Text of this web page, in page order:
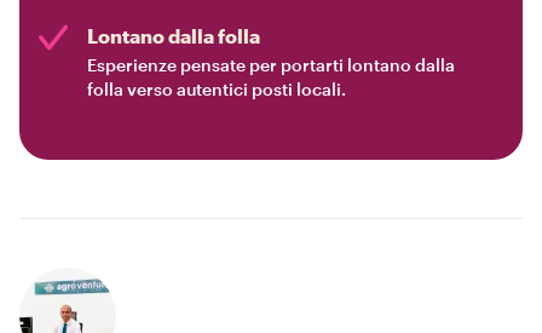
Lontano dalla folla
Esperienze pensate per portarti lontano dalla
folla verso autentici posti locali.